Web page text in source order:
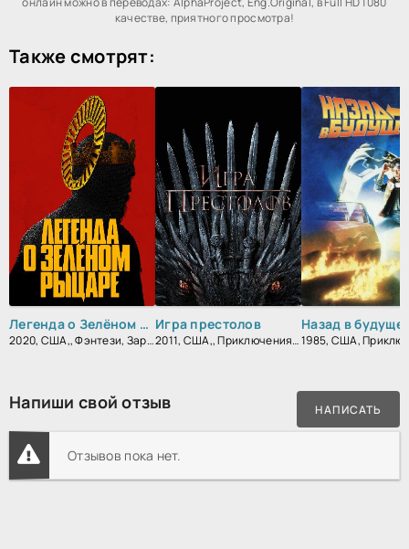
качестве, приятного просмотра!
Также смотрят:
Легенда о Зелёном рыцаре
2020, США,, Фэнтези, Зарубежный, Мелодрама, Драма
Игра престолов
2011, США,, Приключения, Фэнтези, Блокбастер, Мистический, Боевик, Зарубежный, Мелодрама, Драма
Назад в
Напиши свой отзыв НАПИСАТЬ
Отзывов пока нет.